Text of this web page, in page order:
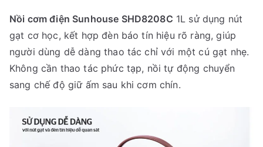
Nồi cơm điện Sunhouse SHD8208C 1L sử dụng nút
gạt cơ học, kết hợp đèn báo tín hiệu rõ ràng, giúp
người dùng dễ dàng thao tác chỉ với một cú gạt nhẹ.
Không cần thao tác phức tạp, nồi tự động chuyển
sang chế độ giữ ấm sau khi cơm chín.